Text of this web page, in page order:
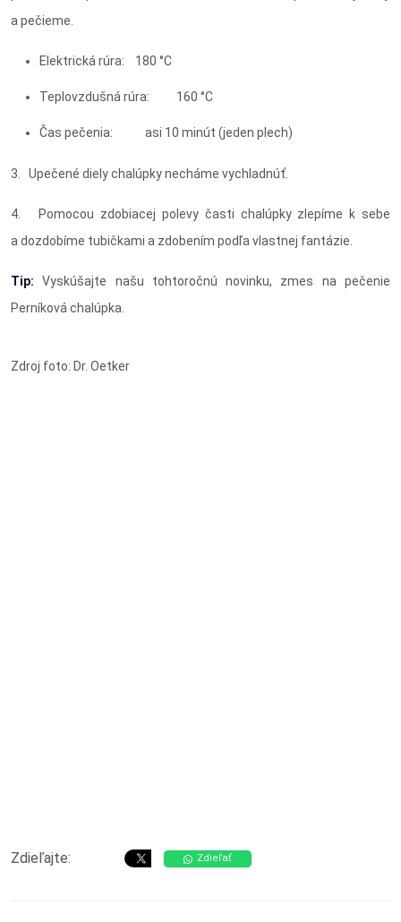
a pečieme.
Elektrická rúra: 180 °C
Teplovzdušná rúra: 160 °C
Čas pečenia: asi 10 minút (jeden plech)
3. Upečené diely chalúpky necháme vychladnúť.
4. Pomocou zdobiacej polevy časti chalúpky zlepíme k sebe
a dozdobíme tubičkami a zdobením podľa vlastnej fantázie.
Tip:Vyskúšajte našu tohtoročnú novinku, zmes na pečenie
Perníková chalúpka.
Zdroj foto: Dr. Oetker
Zdieľajte: Zdieľať